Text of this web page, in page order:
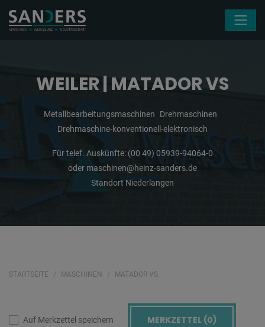
WEILER | MATADOR VS
Metallbearbeitungsmaschinen
Drehmaschinen
Drehmaschine-konventionell-elektronisch
Für telef. Auskünfte: (00 49) 05939-94064-0
oder maschinen@heinz-sanders.de
Standort Niederlangen
STARTSEITE MASCHINEN MATADOR VS
Auf Merkzettel speichern MERKZETTEL (0)